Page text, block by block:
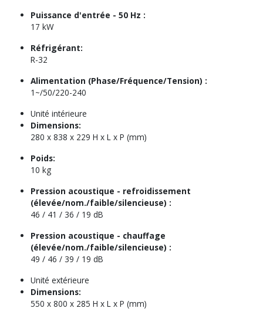
Puissance d'entrée - 50 Hz :
17 kW
Réfrigérant:
R-32
Alimentation (Phase/Fréquence/Tension) :
1~/50/220-240
Unité intérieure
Dimensions:
280 x 838 x 229 H x L x P (mm)
Poids:
10 kg
Pression acoustique - refroidissement
(élevée/nom./faible/silencieuse) :
46 / 41 / 36 / 19 dB
Pression acoustique - chauffage
(élevée/nom./faible/silencieuse) :
49 / 46 / 39 / 19 dB
Unité extérieure
Dimensions:
550 x 800 x 285 H x L x P (mm)